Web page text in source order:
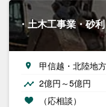
・土木工事業・砂
甲信越・北陸地方
2億円～5億円
（応相談）